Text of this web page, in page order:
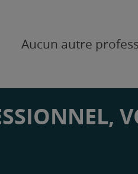
Aucun autre